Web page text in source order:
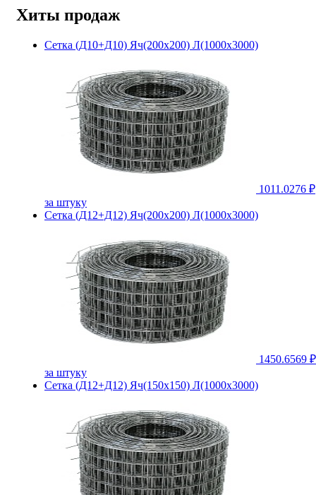
Хиты продаж
Сетка (Д10+Д10) Яч(200х200) Л(1000х3000)
1011.0276 ₽
за штуку
Сетка (Д12+Д12) Яч(200х200) Л(1000х3000)
1450.6569 ₽
за штуку
Сетка (Д12+Д12) Яч(150х150) Л(1000х3000)